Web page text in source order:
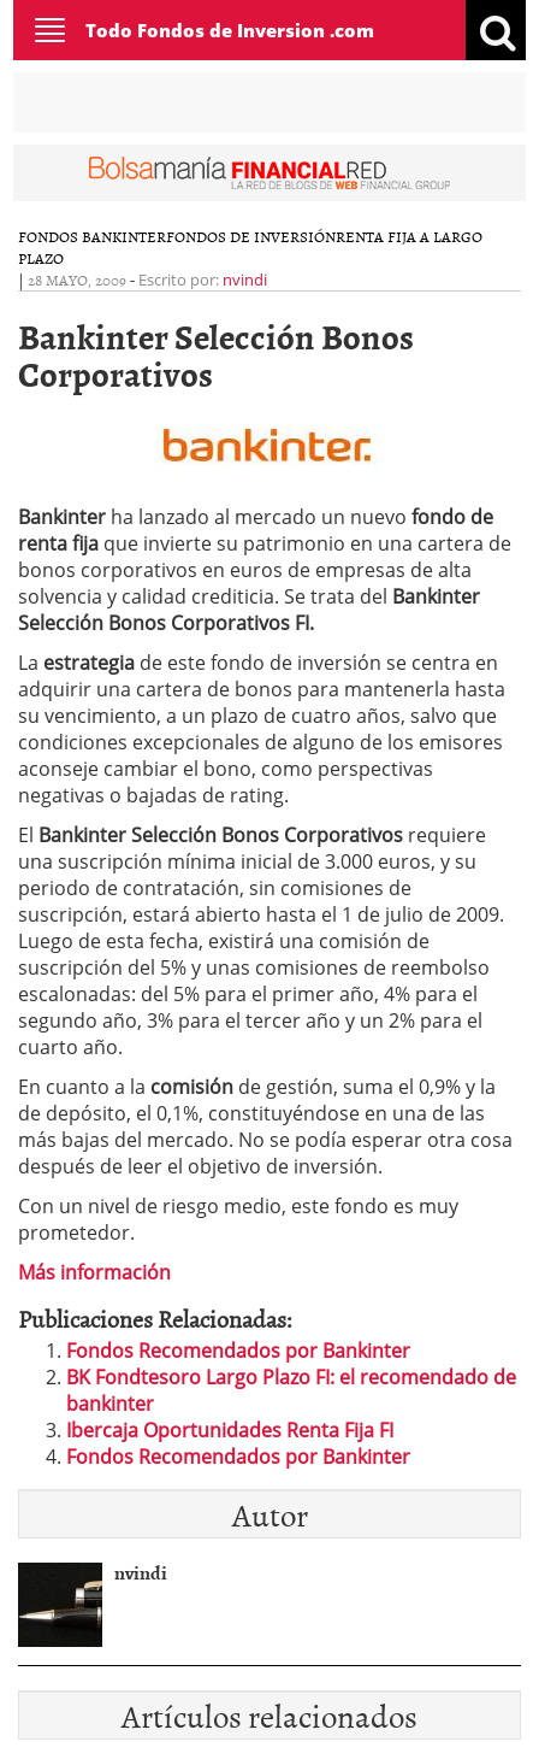
Toggle
navigation
Todo Fondos de Inversion .com
FONDOS BANKINTERFONDOS DE INVERSIÓNRENTA FIJA A LARGO
PLAZO
| 28 MAYO, 2009- Escrito por: nvindi
Bankinter Selección Bonos
Corporativos
Bankinter ha lanzado al mercado un nuevo fondo de
renta fija que invierte su patrimonio en una cartera de
bonos corporativos en euros de empresas de alta
solvencia y calidad crediticia. Se trata del Bankinter
Selección Bonos Corporativos FI.
La estrategia de este fondo de inversión se centra en
adquirir una cartera de bonos para mantenerla hasta
su vencimiento, a un plazo de cuatro años, salvo que
condiciones excepcionales de alguno de los emisores
aconseje cambiar el bono, como perspectivas
negativas o bajadas de rating.
El Bankinter Selección Bonos Corporativos requiere
una suscripción mínima inicial de 3.000 euros, y su
periodo de contratación, sin comisiones de
suscripción, estará abierto hasta el 1 de julio de 2009.
Luego de esta fecha, existirá una comisión de
suscripción del 5% y unas comisiones de reembolso
escalonadas: del 5% para el primer año, 4% para el
segundo año, 3% para el tercer año y un 2% para el
cuarto año.
En cuanto a la comisión de gestión, suma el 0,9% y la
de depósito, el 0,1%, constituyéndose en una de las
más bajas del mercado. No se podía esperar otra cosa
después de leer el objetivo de inversión.
Con un nivel de riesgo medio, este fondo es muy
prometedor.
Más información
Publicaciones Relacionadas:
Fondos Recomendados por Bankinter
BK Fondtesoro Largo Plazo FI: el recomendado de
bankinter
Ibercaja Oportunidades Renta Fija FI
Fondos Recomendados por Bankinter
Autor
nvindi
Artículos relacionados